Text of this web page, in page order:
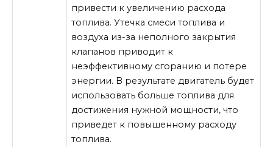
привести к увеличению расхода
топлива. Утечка смеси топлива и
воздуха из-за неполного закрытия
клапанов приводит к
неэффективному сгоранию и потере
энергии. В результате двигатель будет
использовать больше топлива для
достижения нужной мощности, что
приведет к повышенному расходу
топлива.